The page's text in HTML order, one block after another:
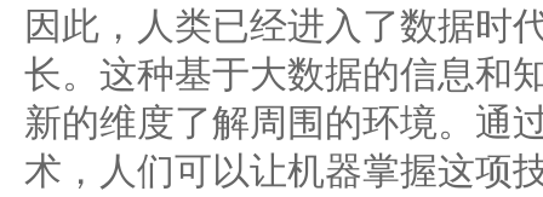
因此，人类已经进入了数据时
长。这种基于大数据的信息和
新的维度了解周围的环境。通
术，人们可以让机器掌握这项